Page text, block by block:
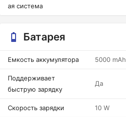
ая система
Батарея
Емкость аккумулятора 5000 mAh
Поддерживает
быструю зарядку
Да
Скорость зарядки 10 W